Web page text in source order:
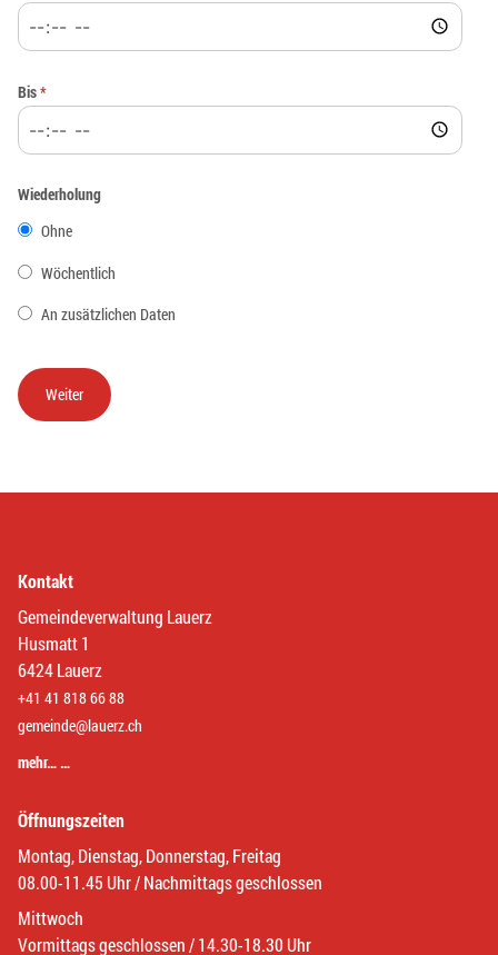
Bis*
Wiederholung
Ohne
Wöchentlich
An zusätzlichen Daten
Kontakt
Gemeindeverwaltung Lauerz
Husmatt 1
6424 Lauerz
+41 41 818 66 88
gemeinde@lauerz.ch
mehr… …
Öffnungszeiten
Montag, Dienstag, Donnerstag, Freitag
08.00-11.45 Uhr / Nachmittags geschlossen
Mittwoch
Vormittags geschlossen / 14.30-18.30 Uhr